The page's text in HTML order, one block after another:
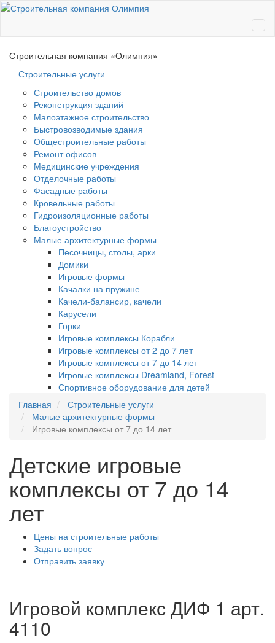
Строительная компания «Олимпия»
Строительные услуги
Строительство домов
Реконструкция зданий
Малоэтажное строительство
Быстровозводимые здания
Общестроительные работы
Ремонт офисов
Медицинские учреждения
Отделочные работы
Фасадные работы
Кровельные работы
Гидроизоляционные работы
Благоустройство
Малые архитектурные формы
Песочницы, столы, арки
Домики
Игровые формы
Качалки на пружине
Качели-балансир, качели
Карусели
Горки
Игровые комплексы Корабли
Игровые комплексы от 2 до 7 лет
Игровые комплексы от 7 до 14 лет
Игровые комплексы Dreamland, Forest
Спортивное оборудование для детей
Главная
Строительные услуги
Малые архитектурные формы
Игровые комплексы от 7 до 14 лет
Детские игровые
комплексы от 7 до 14
лет
Цены на строительные работы
Задать вопрос
Отправить заявку
Игровой комплекс ДИФ 1 арт.
4110